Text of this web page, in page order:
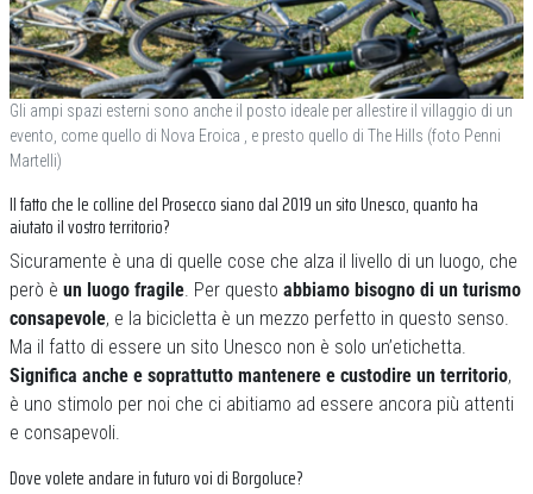
Gli ampi spazi esterni sono anche il posto ideale per allestire il villaggio di un
evento, come quello di Nova Eroica , e presto quello di The Hills (foto Penni
Martelli)
Il fatto che le colline del Prosecco siano dal 2019 un sito Unesco, quanto ha
aiutato il vostro territorio?
Sicuramente è una di quelle cose che alza il livello di un luogo, che
però è un luogo fragile. Per questo abbiamo bisogno di un turismo
consapevole, e la bicicletta è un mezzo perfetto in questo senso.
Ma il fatto di essere un sito Unesco non è solo un’etichetta.
Significa anche e soprattutto mantenere e custodire un territorio,
è uno stimolo per noi che ci abitiamo ad essere ancora più attenti
e consapevoli.
Dove volete andare in futuro voi di Borgoluce?